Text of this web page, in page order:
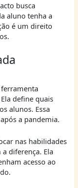
busca
aluno tenha a
é um direito
define quais
alunos. Essa
a pandemia.
nas habilidades
diferença. Ela
acesso ao